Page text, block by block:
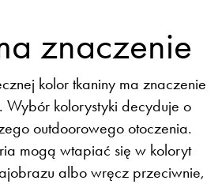
znaczenie
kolor tkaniny ma znaczenie
Wybór kolorystyki decyduje o
outdoorowego otoczenia.
mogą wtapiać się w koloryt
albo wręcz przeciwnie,